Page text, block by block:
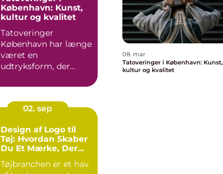
København: Kunst,
kultur og kvalitet
Tatoveringer
København har længe
været en
udtryksform, der
02. sep
Design af Logo til
Tøj: Hvordan Skaber
Du Et Mærke, Der
Tøjbranchen er et hav
08. mar
Tatoveringer i København: Kunst,
kultur og kvalitet